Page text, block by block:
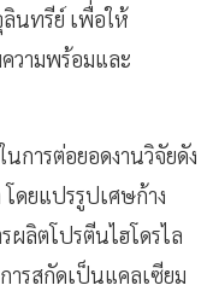
นทรีย์ เพื่อให้
วามพร้อมและ
การต่อยอดงานวิจัยดัง
ดยแปรรูปเศษก้าง
ผลิตโปรตีนไฮโดรไล
ารสกัดเป็นแคลเซียม